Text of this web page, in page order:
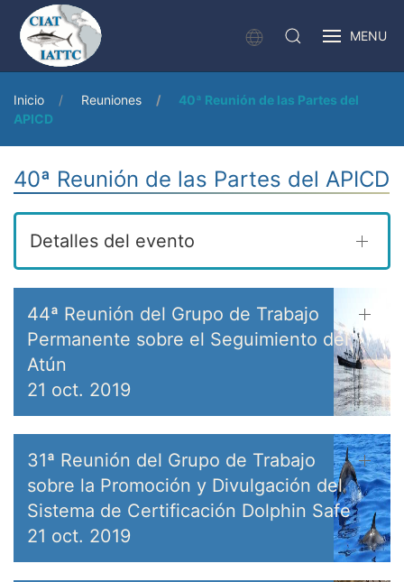
MENU
Inicio Reuniones
40ª Reunión de las Partes del
APICD
40ª Reunión de las Partes del APICD
Detalles del evento
44ª Reunión del Grupo de Trabajo
Permanente sobre el Seguimiento del
Atún
21 oct. 2019
31ª Reunión del Grupo de Trabajo
sobre la Promoción y Divulgación del
Sistema de Certificación Dolphin Safe
21 oct. 2019